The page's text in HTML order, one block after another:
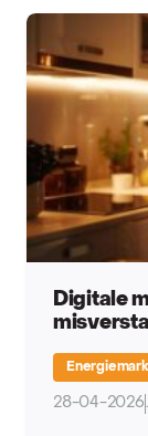
Digitale
28-04-2026